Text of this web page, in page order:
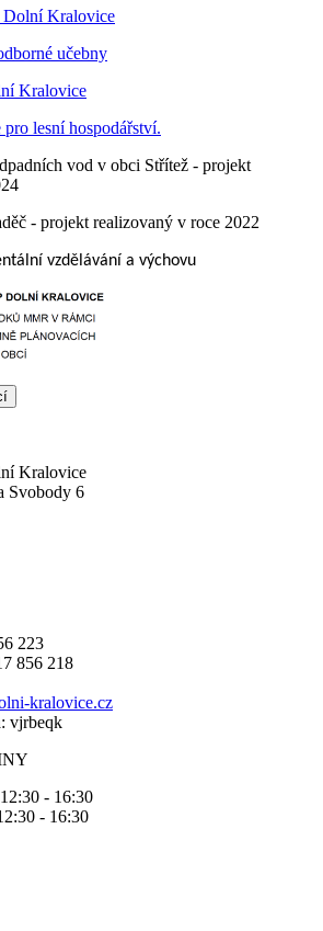
Dolní Kralovice
učebny
Kralovice
lesní hospodářství.
vod v obci Střítež - projekt
- projekt realizovaný v roce 2022
vzdělávání a výchovu
Kralovice
Svobody 6
223
856 218
kralovice.cz
vjrbeqk
- 16:30
- 16:30